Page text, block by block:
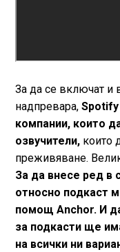
За да се включат и
надпревара, Spotify
компании, които
озвучители,които
преживяване.
За да внесе ред в
относно подкаст
помощ Anchor. И
за подкасти ще
на всички ни